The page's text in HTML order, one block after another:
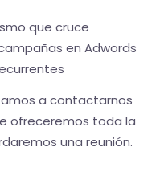
que cruce
en Adwords
a contactarnos
ofreceremos toda la
una reunión.